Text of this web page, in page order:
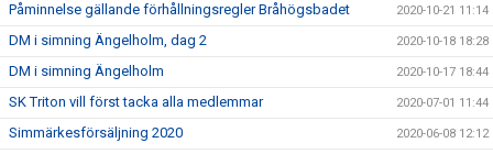
Påminnelse gällande förhållningsregler Bråhögsbadet 2020-10-21 11:14
DM i simning Ängelholm, dag 2 2020-10-18 18:28
DM i simning Ängelholm 2020-10-17 18:44
SK Triton vill först tacka alla medlemmar 2020-07-01 11:44
Simmärkesförsäljning 2020 2020-06-08 12:12